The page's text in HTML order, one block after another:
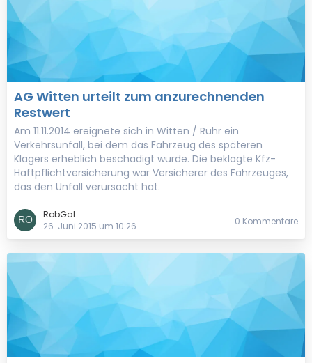
AG Witten urteilt zum anzurechnenden
Restwert
Am 11.11.2014 ereignete sich in Witten / Ruhr ein
Verkehrsunfall, bei dem das Fahrzeug des späteren
Klägers erheblich beschädigt wurde. Die beklagte Kfz-
Haftpflichtversicherung war Versicherer des Fahrzeuges,
das den Unfall verursacht hat.
RobGal
26. Juni 2015 um 10:26
0 Kommentare